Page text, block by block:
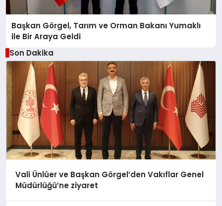
Başkan Görgel, Tarım ve Orman Bakanı Yumaklı
ile Bir Araya Geldi
Son Dakika
Vali Ünlüer ve Başkan Görgel’den Vakıflar Genel
Müdürlüğü’ne ziyaret